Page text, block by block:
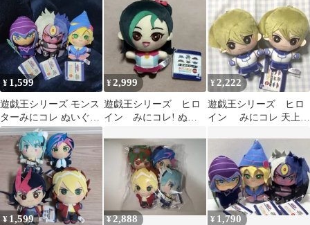
るみマスコット
¥ 1,599
遊戯王シリーズ モンス
ターみにコレ ぬいぐる
みマスコット 全3種セ
ット
¥2,999
遊戯王シリーズ ヒロ
イン みにコレ! ぬい
月小鳥
¥2,222
遊戯王シリーズ ヒロ
イン みにコレ 天上院
¥ 1,599 ¥2,888 ¥ 1,790